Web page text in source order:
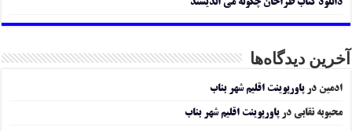
دانلود کتاب طراحان چگونه می اندیشند
آخرین دیدگاه‌ها
ادمین درپاورپوینت اقلیم شهر بناب
محبوبه نقابی درپاورپوینت اقلیم شهر بناب